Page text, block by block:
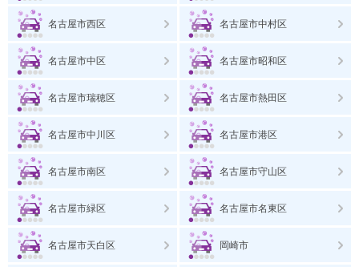
名古屋市西区 名古屋市中村区
名古屋市中区 名古屋市昭和区
名古屋市瑞穂区 名古屋市熱田区
名古屋市中川区 名古屋市港区
名古屋市南区 名古屋市守山区
名古屋市緑区 名古屋市名東区
名古屋市天白区 岡崎市